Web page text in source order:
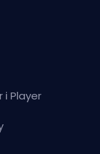
i Player